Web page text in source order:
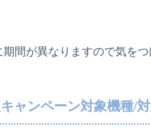
間が異なりますので気をつ
ャンペーン対象機種/